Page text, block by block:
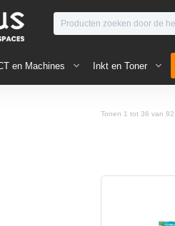
en Machines Inkt en Toner
Tonen 1 tot 36 van 82